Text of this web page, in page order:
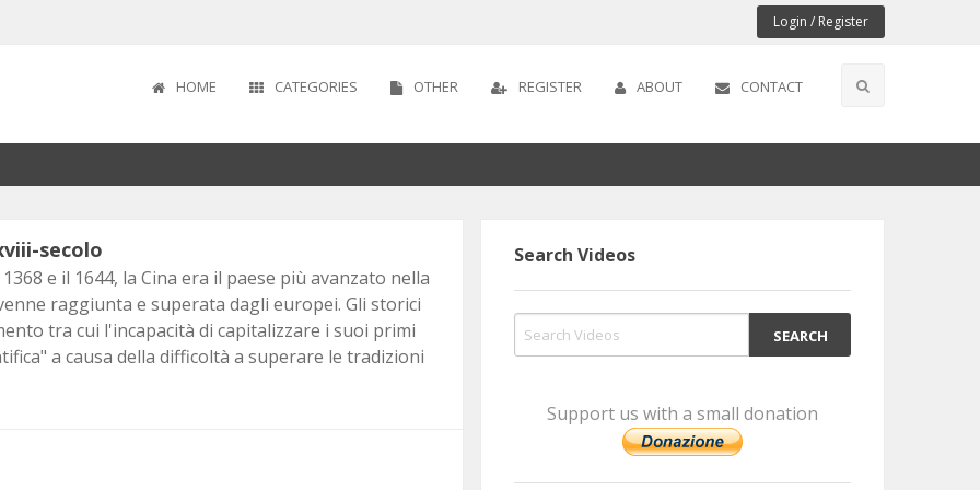
Login / Register
HOME CATEGORIES OTHER REGISTER ABOUT CONTACT
secolo
e il 1644, la Cina era il paese più avanzato nella
raggiunta e superata dagli europei. Gli storici
tra cui l'incapacità di capitalizzare i suoi primi
a causa della difficoltà a superare le tradizioni
Search Videos
Support us with a small donation